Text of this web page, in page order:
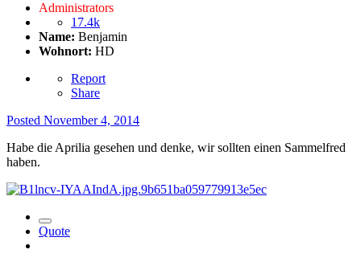
Administrators
17.4k
Name: Benjamin
Wohnort: HD
Report
Share
Posted November 4, 2014
Habe die Aprilia gesehen und denke, wir sollten einen Sammelfred
haben.
Quote